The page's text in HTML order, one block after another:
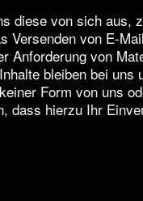
diese von sich aus,
Versenden von E-
Anforderung von
bleiben bei uns
Form von uns
dass hierzu Ihr